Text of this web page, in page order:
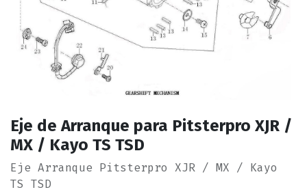
Eje de Arranque para Pitsterpro XJR /
MX / Kayo TS TSD
Eje Arranque Pitsterpro XJR / MX / Kayo
TS TSD